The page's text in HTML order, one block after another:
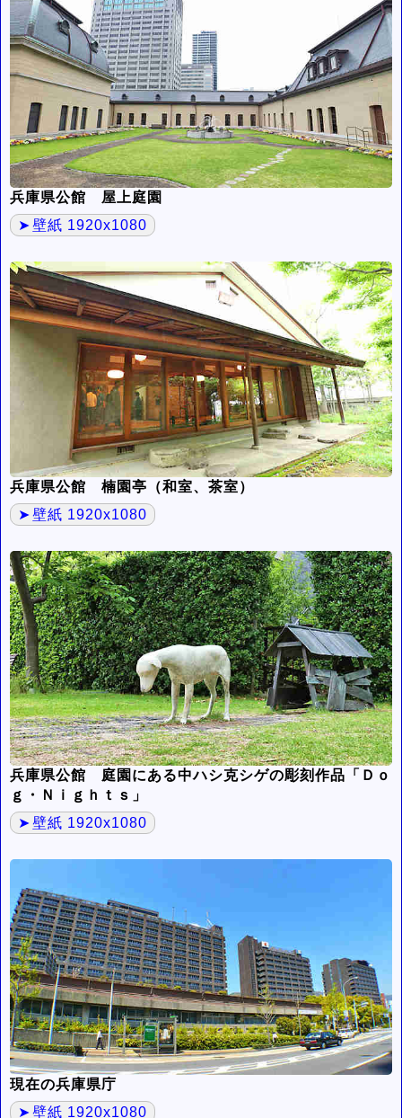
兵庫県公館 屋上庭園
壁紙 1920x1080
兵庫県公館 楠園亭（和室、茶室）
壁紙 1920x1080
兵庫県公館 庭園にある中ハシ克シゲの彫刻作品「Ｄｏ
ｇ・Ｎｉｇｈｔｓ」
壁紙 1920x1080
現在の兵庫県庁
壁紙 1920x1080